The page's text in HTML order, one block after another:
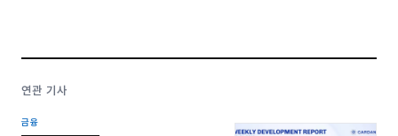
연관 기사
금융